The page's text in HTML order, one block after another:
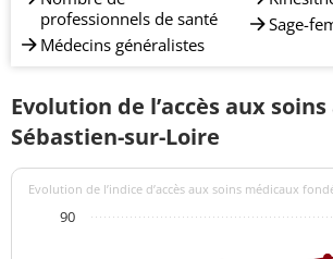
professionnels de santé
Médecins généralistes
Sage-
Evolution de l’accès aux
Sébastien-sur-Loire
Evolution de l’indice d’accès aux soins médicaux
90